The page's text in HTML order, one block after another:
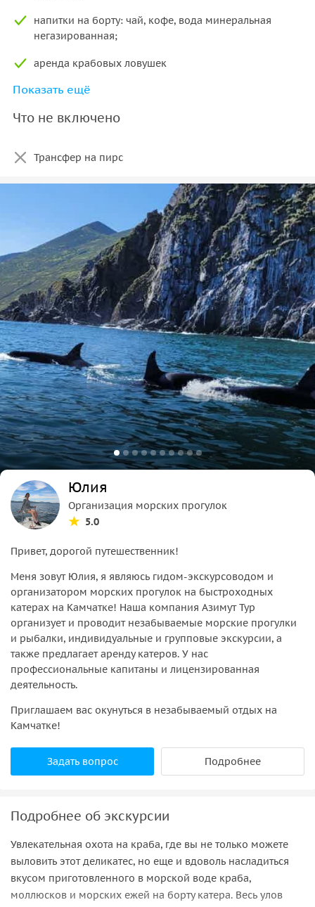
напитки на борту: чай, кофе, вода минеральная
негазированная;
аренда крабовых ловушек
страховка.
Показать ещё
Что не включено
Трансфер на пирс
Юлия
Организация морских прогулок
5.0
Привет, дорогой путешественник!
Меня зовут Юлия, я являюсь гидом-экскурсоводом и
организатором морских прогулок на быстроходных
катерах на Камчатке! Наша компания Азимут Тур
организует и проводит незабываемые морские прогулки
и рыбалки, индивидуальные и групповые экскурсии, а
также предлагает аренду катеров. У нас
профессиональные капитаны и лицензированная
деятельность.
Приглашаем вас окунуться в незабываемый отдых на
Камчатке!
Задать вопрос Подробнее
Подробнее об экскурсии
Увлекательная охота на краба, где вы не только можете
выловить этот деликатес, но еще и вдоволь насладиться
вкусом приготовленного в морской воде краба,
моллюсков и морских ежей на борту катера. Весь улов